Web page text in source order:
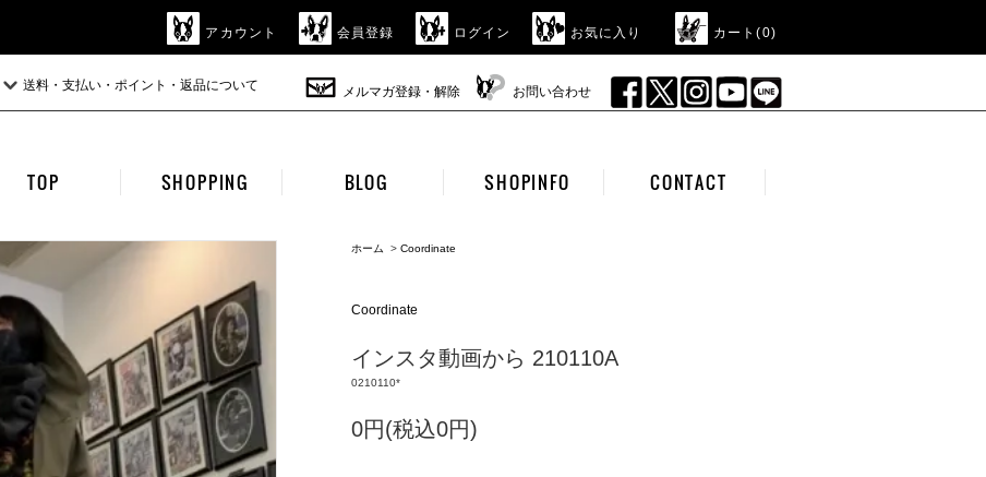
アカウント 会員登録 ログイン お気に入り カート(0)
送料・支払い・ポイント・返品について メルマガ登録・解除 お問い合わせ
TOP SHOPPING BLOG SHOPINFO CONTACT
ホーム > Coordinate
Coordinate
インスタ動画から 210110A
0210110*
0円(税込0円)